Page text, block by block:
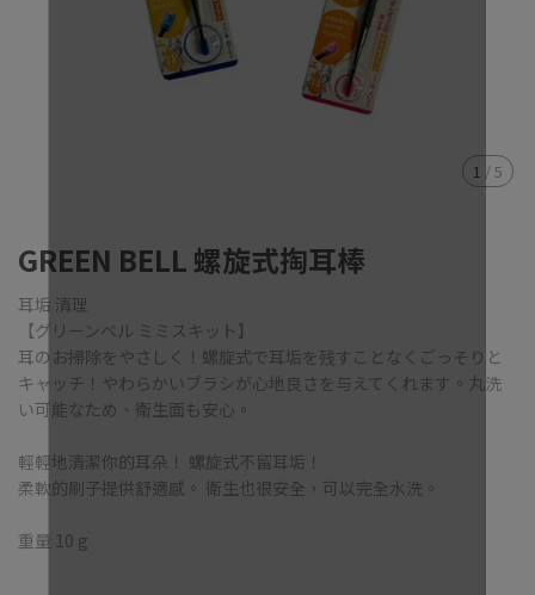
1 /5
GREEN BELL 螺旋式掏耳棒
耳垢 清理
【グリーンベル ミミスキット】
耳のお掃除をやさしく！螺旋式で耳垢を残すことなくごっそりと
キャッチ！やわらかいブラシが心地良さを与えてくれます。丸洗
い可能なため、衛生面も安心。
輕輕地清潔你的耳朵！ 螺旋式不留耳垢！
柔軟的刷子提供舒適感。 衛生也很安全，可以完全水洗。
重量 10 g